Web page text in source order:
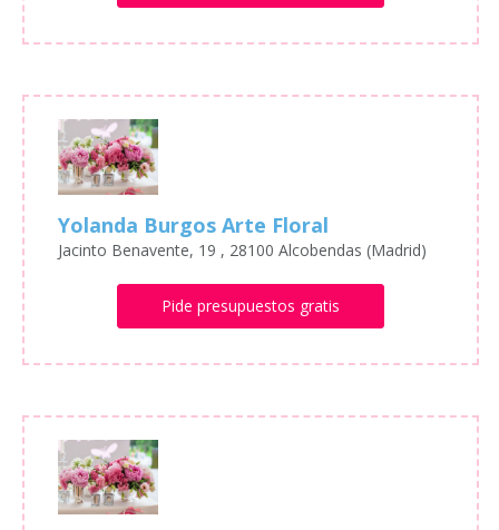
Yolanda Burgos Arte Floral
Jacinto Benavente, 19 , 28100 Alcobendas (Madrid)
Pide presupuestos gratis